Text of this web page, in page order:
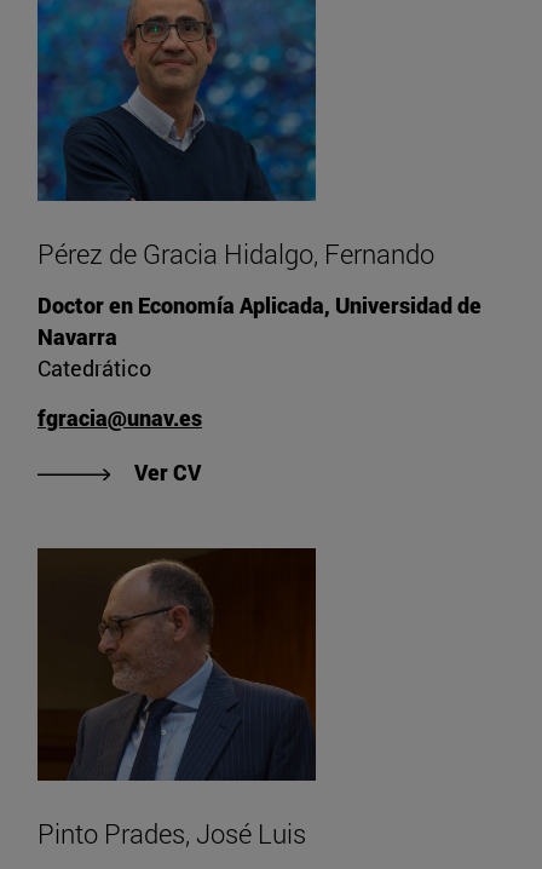
Pérez de Gracia Hidalgo, Fernando
Doctor en Economía Aplicada, Universidad de
Navarra
Catedrático
fgracia@unav.es
Ver CV"Ver CV de Pérez de Gracia
Pinto Prades, José Luis